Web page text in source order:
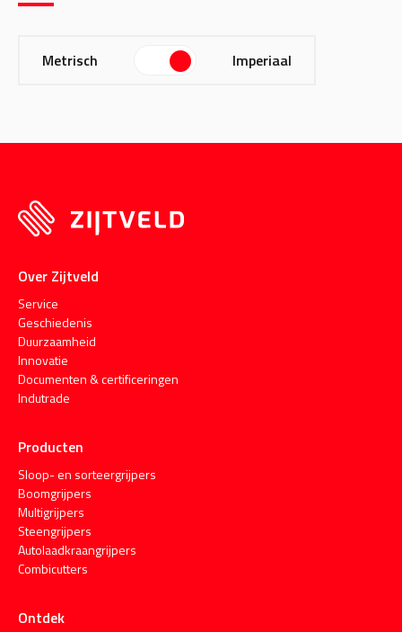
Metrisch Imperiaal
Over Zijtveld
Service
Geschiedenis
Duurzaamheid
Innovatie
Documenten & certificeringen
Indutrade
Producten
Sloop- en sorteergrijpers
Boomgrijpers
Multigrijpers
Steengrijpers
Autolaadkraangrijpers
Combicutters
Ontdek